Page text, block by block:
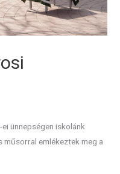
ünnepségen iskolánk
emlékeztek meg a